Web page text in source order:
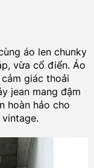
áo len chunky
vừa cổ điển. Áo
giác thoải
jean mang đậm
hoàn hảo cho